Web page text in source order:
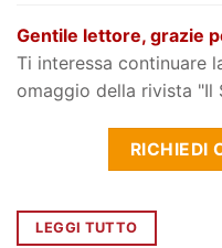
Gentile lettore, grazie
Ti interessa continuare
omaggio della rivista "Il
RICHIEDI
LEGGI TUTTO